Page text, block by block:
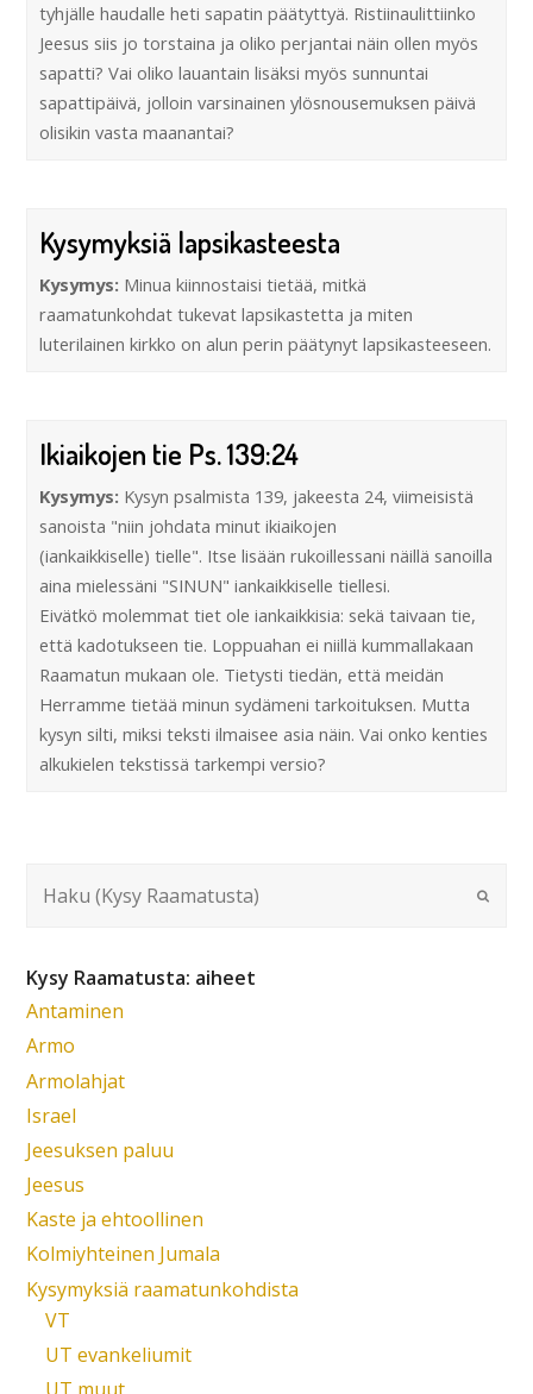
tyhjälle haudalle heti sapatin päätyttyä. Ristiinaulittiinko
Jeesus siis jo torstaina ja oliko perjantai näin ollen myös
sapatti? Vai oliko lauantain lisäksi myös sunnuntai
sapattipäivä, jolloin varsinainen ylösnousemuksen päivä
olisikin vasta maanantai?
Kysymyksiä lapsikasteesta
Kysymys: Minua kiinnostaisi tietää, mitkä
raamatunkohdat tukevat lapsikastetta ja miten
luterilainen kirkko on alun perin päätynyt lapsikasteeseen.
Ikiaikojen tie Ps. 139:24
Kysymys: Kysyn psalmista 139, jakeesta 24, viimeisistä
sanoista "niin johdata minut ikiaikojen
(iankaikkiselle) tielle". Itse lisään rukoillessani näillä sanoilla
aina mielessäni "SINUN" iankaikkiselle tiellesi.
Eivätkö molemmat tiet ole iankaikkisia: sekä taivaan tie,
että kadotukseen tie. Loppuahan ei niillä kummallakaan
Raamatun mukaan ole. Tietysti tiedän, että meidän
Herramme tietää minun sydämeni tarkoituksen. Mutta
kysyn silti, miksi teksti ilmaisee asia näin. Vai onko kenties
alkukielen tekstissä tarkempi versio?
Kysy Raamatusta: aiheet
Antaminen
Armo
Armolahjat
Israel
Jeesuksen paluu
Jeesus
Kaste ja ehtoollinen
Kolmiyhteinen Jumala
Kysymyksiä raamatunkohdista
VT
UT evankeliumit